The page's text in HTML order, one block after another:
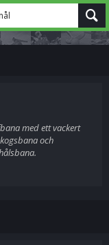
med ett vackert
och